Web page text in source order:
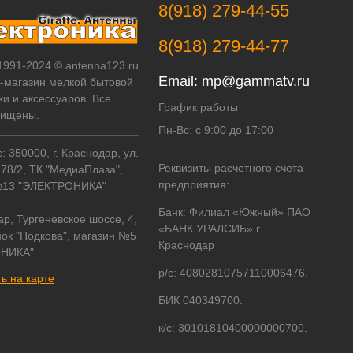
2024 © antenna123.ru
магазин мелкой бытовой
и аксессуаров. Все
350000, г. Краснодар, ул.
2, ТК "МедиаПлаза",
"ЭЛЕКТРОНИКА"
Тургеневское шоссе, 4,
"Подкова", магазин №5
на карте
8(918) 279-44-55
8(918) 279-44-77
Email: mp@gammatv.ru
График работы
Пн-Вс: с 9:00 до 17:00
Реквизиты расчетного счета
предприятия:
Банк: Филиал «Южный» ПАО
«БАНК УРАЛСИБ» г.
Краснодар
р/с: 40802810757110006476.
БИК 040349700.
к/с: 30101810400000000700.